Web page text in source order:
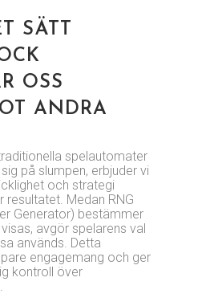
SÄTT
OSS
ANDRA
spelautomater
på slumpen, erbjuder vi
och strategi
resultatet. Medan RNG
Generator) bestämmer
avgör spelarens val
används. Detta
engagemang och ger
kontroll över